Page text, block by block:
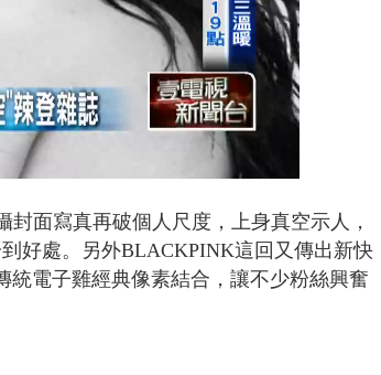
面寫真再破個人尺度，上身真空示人，
好處。另外BLACKPINK這回又傳出新快
統電子雞經典像素結合，讓不少粉絲興奮